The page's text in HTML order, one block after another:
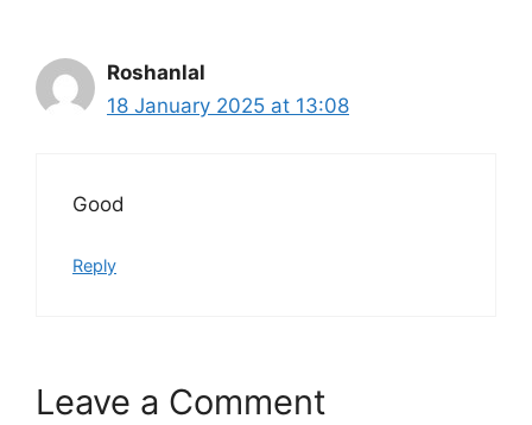
Roshanlal
18 January 2025 at 13:08
Good
Reply
Leave a Comment